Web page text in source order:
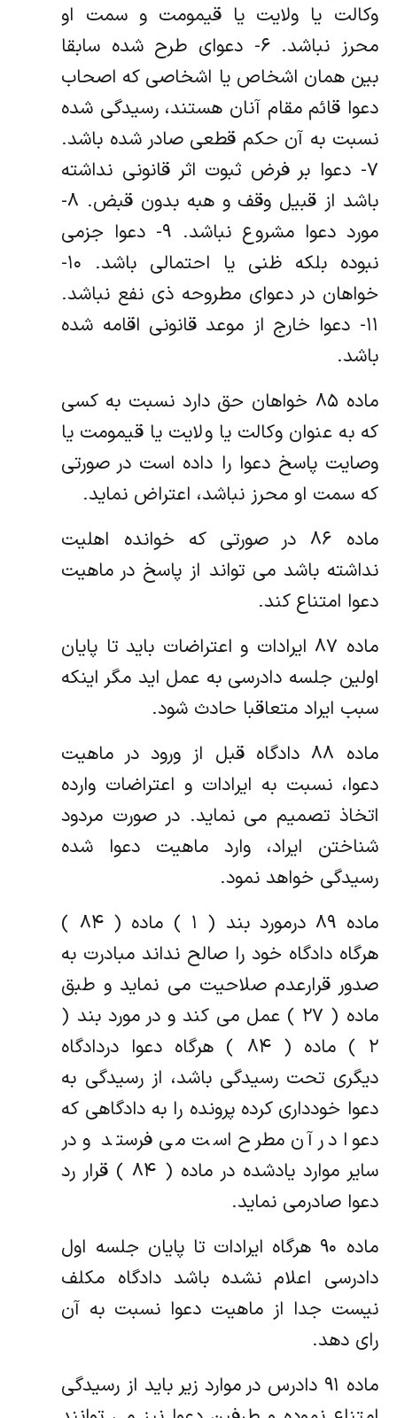
وکالت یا ولایت یا قیمومت و سمت او
محرز نباشد. ۶- دعوای طرح شده سابقا
بین همان اشخاص یا اشخاصی که اصحاب
دعوا قائم مقام آنان هستند، رسیدگی شده
نسبت به آن حکم قطعی صادر شده باشد.
۷- دعوا بر فرض ثبوت اثر قانونی نداشته
باشد از قبیل وقف و هبه بدون قبض. ۸-
مورد دعوا مشروع نباشد. ۹- دعوا جزمی
نبوده بلکه ظنی یا احتمالی باشد. ۱۰-
خواهان در دعوای مطروحه ذی نفع نباشد.
۱۱- دعوا خارج از موعد قانونی اقامه شده
باشد.
ماده ۸۵ خواهان حق دارد نسبت به کسی
که به عنوان وکالت یا ولایت یا قیمومت یا
وصایت پاسخ دعوا را داده است در صورتی
که سمت او محرز نباشد، اعتراض نماید.
ماده ۸۶ در صورتی که خوانده اهلیت
نداشته باشد می تواند از پاسخ در ماهیت
دعوا امتناع کند.
ماده ۸۷ ایرادات و اعتراضات باید تا پایان
اولین جلسه دادرسی به عمل اید مگر اینکه
سبب ایراد متعاقبا حادث شود.
ماده ۸۸ دادگاه قبل از ورود در ماهیت
دعوا، نسبت به ایرادات و اعتراضات وارده
اتخاذ تصمیم می نماید. در صورت مردود
شناختن ایراد، وارد ماهیت دعوا شده
رسیدگی خواهد نمود.
ماده ۸۹ درمورد بند ( ۱ ) ماده ( ۸۴ )
هرگاه دادگاه خود را صالح نداند مبادرت به
صدور قرارعدم صلاحیت می نماید و طبق
ماده ( ۲۷ ) عمل می کند و در مورد بند (
۲ ) ماده ( ۸۴ ) هرگاه دعوا دردادگاه
دیگری تحت رسیدگی باشد، از رسیدگی به
دعوا خودداری کرده پرونده را به دادگاهی که
دعوا در آن مطرح است می فرستد و در
سایر موارد یادشده در ماده ( ۸۴ ) قرار رد
دعوا صادرمی نماید.
ماده ۹۰ هرگاه ایرادات تا پایان جلسه اول
دادرسی اعلام نشده باشد دادگاه مکلف
نیست جدا از ماهیت دعوا نسبت به آن
رای دهد.
ماده ۹۱ دادرس در موارد زیر باید از رسیدگی